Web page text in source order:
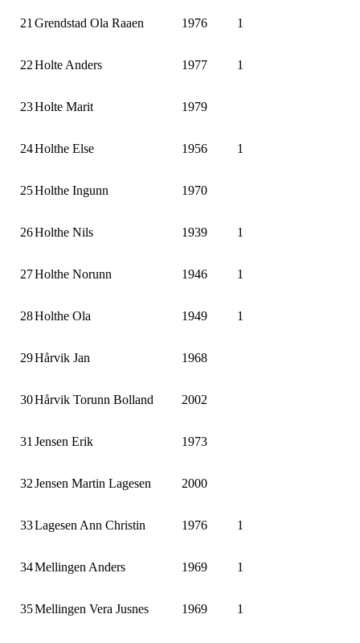
21Grendstad Ola Raaen 1976 1
22Holte Anders 1977 1
23Holte Marit 1979
24Holthe Else 1956 1
25Holthe Ingunn 1970
26Holthe Nils 1939 1
27Holthe Norunn 1946 1
28Holthe Ola 1949 1
29Hårvik Jan 1968
30Hårvik Torunn Bolland 2002
31Jensen Erik 1973
32Jensen Martin Lagesen 2000
33Lagesen Ann Christin 1976 1
34Mellingen Anders 1969 1
35Mellingen Vera Jusnes 1969 1